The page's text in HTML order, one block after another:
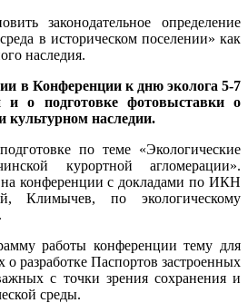
законодательное определение
в историческом поселении» как
наследия.
в Конференции к дню эколога 5-7
о подготовке фотовыставки о
культурном наследии.
по теме «Экологические
курортной агломерации».
конференции с докладами по ИКН
Климычев, по экологическому
работы конференции тему для
о разработке Паспортов застроенных
с точки зрения сохранения и
среды.